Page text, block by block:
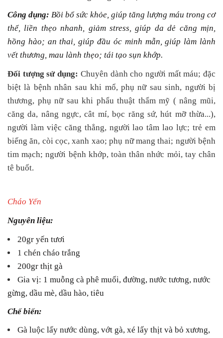
Công dụng: Bồi bổ sức khỏe, giúp tăng lượng máu trong cơ
thể, liền thẹo nhanh, giảm stress, giúp da dẻ căng mịn,
hồng hào; an thai, giúp đầu óc minh mẫn, giúp làm lành
vết thương, mau lành thẹo; tái tạo sụn khớp.
Đối tượng sử dụng: Chuyên dành cho người mất máu; đặc
biệt là bệnh nhân sau khi mổ, phụ nữ sau sinh, người bị
thương, phụ nữ sau khi phẩu thuật thẩm mỹ ( nâng mũi,
căng da, nâng ngực, cât mí, bọc răng sứ, hút mỡ thừa...),
người làm việc căng thẳng, người lao tâm lao lực; trẻ em
biếng ăn, còi cọc, xanh xao; phụ nữ mang thai; người bệnh
tim mạch; người bệnh khớp, toàn thân nhức mỏi, tay chân
tê buốt.
Cháo Yến
Nguyên liệu:
20gr yến tươi
1 chén cháo trắng
200gr thịt gà
Gia vị: 1 muỗng cà phê muối, đường, nước tương, nước
gừng, dầu mè, dầu hào, tiêu
Chế biến:
Gà luộc lấy nước dùng, vớt gà, xé lấy thịt và bỏ xương,